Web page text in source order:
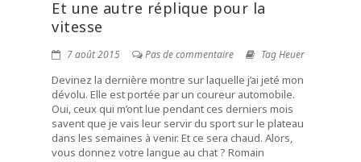
Et une autre réplique pour la
vitesse
7 août 2015 Pas de commentaire Tag Heuer
Devinez la dernière montre sur laquelle j’ai jeté mon
dévolu. Elle est portée par un coureur automobile.
Oui, ceux qui m’ont lue pendant ces derniers mois
savent que je vais leur servir du sport sur le plateau
dans les semaines à venir. Et ce sera chaud. Alors,
vous donnez votre langue au chat ? Romain